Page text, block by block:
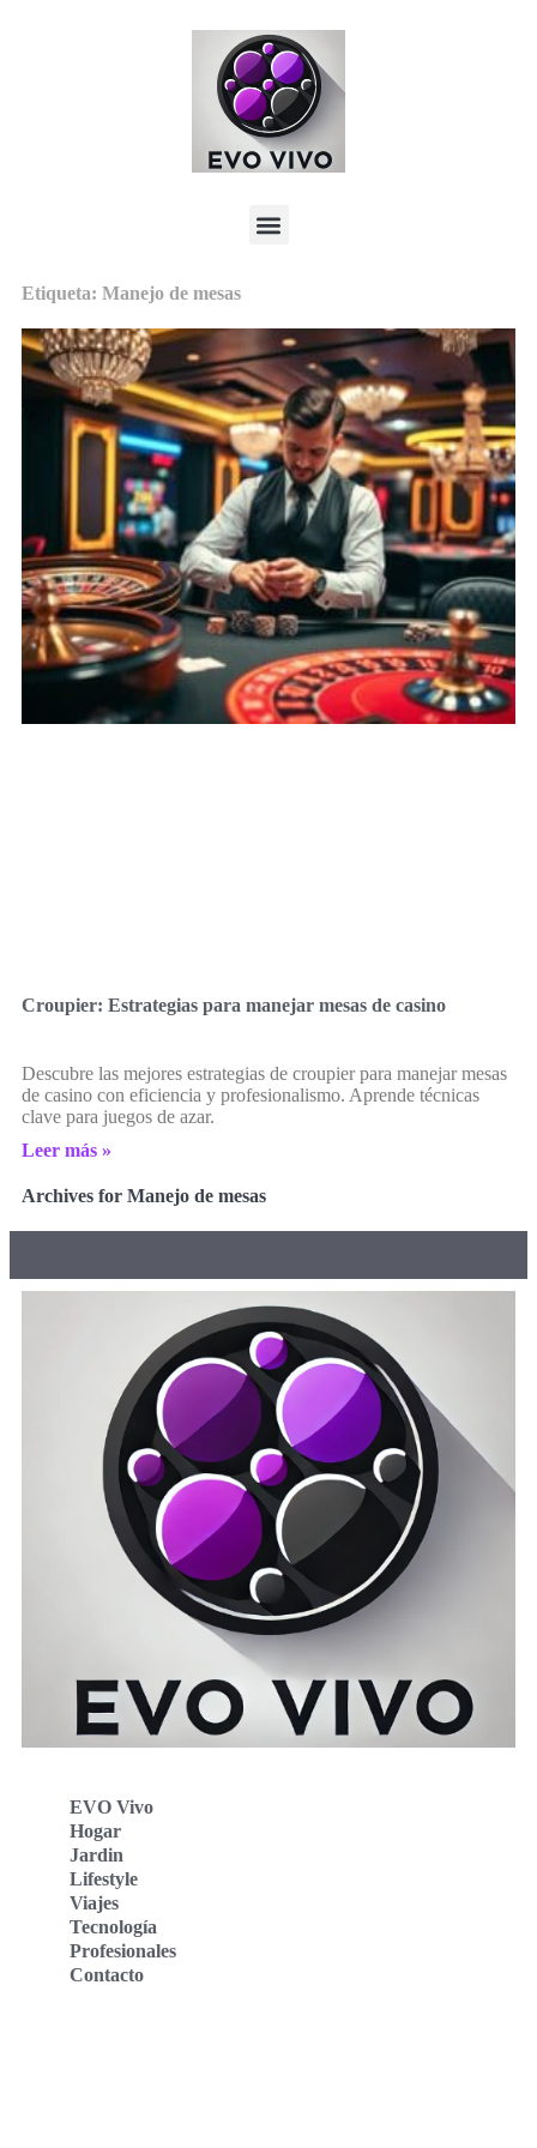
Etiqueta: Manejo de mesas
Croupier: Estrategias para manejar mesas de casino
Descubre las mejores estrategias de croupier para manejar mesas
de casino con eficiencia y profesionalismo. Aprende técnicas
clave para juegos de azar.
Leer más »
Archives for Manejo de mesas
EVO Vivo
Hogar
Jardin
Lifestyle
Viajes
Tecnología
Profesionales
Contacto